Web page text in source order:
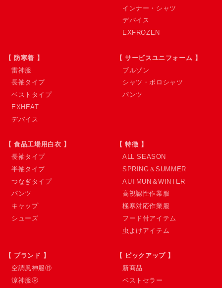
インナー・シャツ
デバイス
EXFROZEN
【 防寒着 】
雷神服
長袖タイプ
ベストタイプ
EXHEAT
デバイス
【 サービスユニフォーム 】
ブルゾン
シャツ・ポロシャツ
パンツ
【 食品工場用白衣 】
長袖タイプ
半袖タイプ
つなぎタイプ
パンツ
キャップ
シューズ
【 特徴 】
ALL SEASON
SPRING＆SUMMER
AUTMUN＆WINTER
高視認性作業服
極寒対応作業服
フード付アイテム
虫よけアイテム
【 ブランド 】
空調風神服Ⓡ
涼神服Ⓡ
【 ピックアップ 】
新商品
ベストセラー